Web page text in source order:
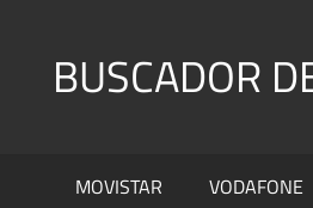
contenidoBUSCADOR
FijosMOVISTAR VODAFONE